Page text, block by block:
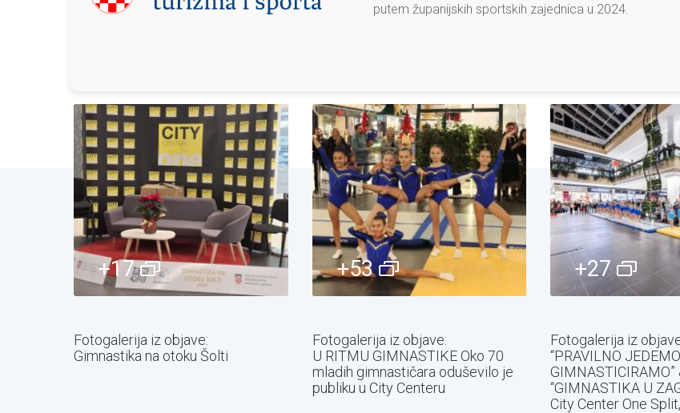
putem županijskih sportskih zajednica u 2024.
+17
Fotogalerija iz objave:
Gimnastika na otoku Šolti
+53
Fotogalerija iz objave:
U RITMU GIMNASTIKE Oko 70
mladih gimnastičara oduševilo je
publiku u City Centeru
+27
Fotogalerija iz
“PRAVILNO
GIMNASTICIRAMO”
“GIMNASTIKA U
City Center One